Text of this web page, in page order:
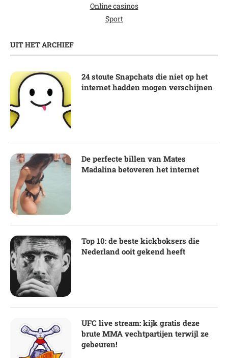
Online casinos
Sport
UIT HET ARCHIEF
24 stoute Snapchats die niet op het
internet hadden mogen verschijnen
De perfecte billen van Mates
Madalina betoveren het internet
Top 10: de beste kickboksers die
Nederland ooit gekend heeft
UFC live stream: kijk gratis deze
brute MMA vechtpartijen terwijl ze
gebeuren!